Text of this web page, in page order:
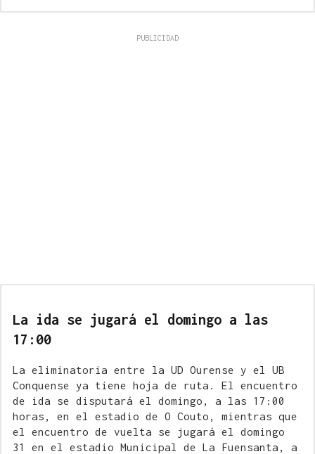
La ida se jugará el domingo a las
17:00
La eliminatoria entre la UD Ourense y el UB
Conquense ya tiene hoja de ruta. El encuentro
de ida se disputará el domingo, a las 17:00
horas, en el estadio de O Couto, mientras que
el encuentro de vuelta se jugará el domingo
31 en el estadio Municipal de La Fuensanta, a